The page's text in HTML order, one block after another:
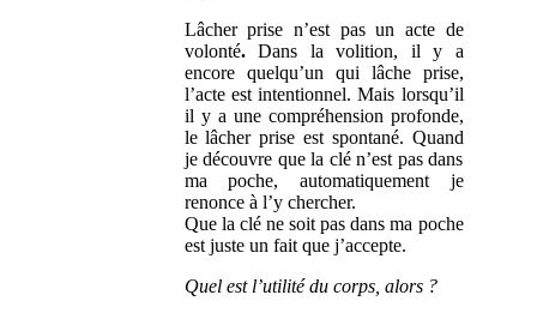
Lâcher prise n’est pas un acte de
volonté. Dans la volition, il y a
encore quelqu’un qui lâche prise,
l’acte est intentionnel. Mais lorsqu’il
il y a une compréhension profonde,
le lâcher prise est spontané. Quand
je découvre que la clé n’est pas dans
ma poche, automatiquement je
renonce à l’y chercher.
Que la clé ne soit pas dans ma poche
est juste un fait que j’accepte.
Quel est l’utilité du corps, alors ?